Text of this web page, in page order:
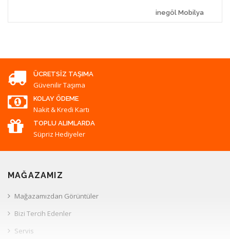
inegöl Mobilya
ÜCRETSIZ TAŞIMA
Güvenilir Taşıma
KOLAY ÖDEME
Nakit & Kredi Kartı
TOPLU ALIMLARDA
Süpriz Hediyeler
MAĞAZAMIZ
Mağazamızdan Görüntüler
Bizi Tercih Edenler
Servis